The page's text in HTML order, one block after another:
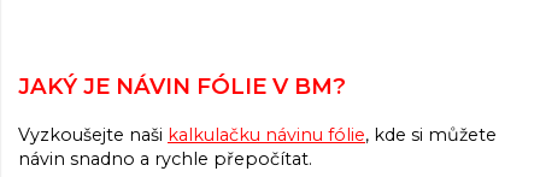
JAKÝ JE NÁVIN FÓLIE V BM?
Vyzkoušejte naši kalkulačku návinu fólie, kde si můžete
návin snadno a rychle přepočítat.